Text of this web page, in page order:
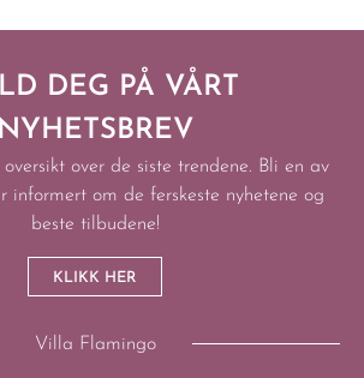
DEG PÅ VÅRT
NYHETSBREV
over de siste trendene. Bli en av
informert om de ferskeste nyhetene og
beste tilbudene!
KLIKK HER
Villa Flamingo